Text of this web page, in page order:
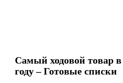
Самый ходовой товар
году – Готовые списки